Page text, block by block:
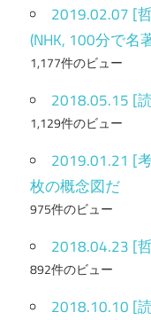
2019.02.07 [
(NHK, 100分で名
1,177件のビュー
2018.05.15 [
1,129件のビュー
2019.01.21 [
枚の概念図だ
975件のビュー
2018.04.23 [
892件のビュー
2018.10.10 [